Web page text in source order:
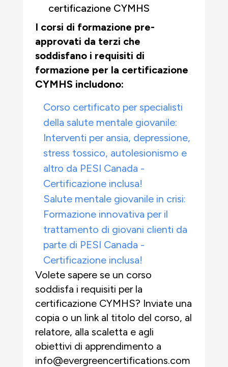
certificazione CYMHS
I corsi di formazione pre-
approvati da terzi che
soddisfano i requisiti di
formazione per la certificazione
CYMHS includono:
Corso certificato per specialisti
della salute mentale giovanile:
Interventi per ansia, depressione,
stress tossico, autolesionismo e
altro da PESI Canada -
Certificazione inclusa!
Salute mentale giovanile in crisi:
Formazione innovativa per il
trattamento di giovani clienti da
parte di PESI Canada -
Certificazione inclusa!
Volete sapere se un corso
soddisfa i requisiti per la
certificazione CYMHS? Inviate una
copia o un link al titolo del corso, al
relatore, alla scaletta e agli
obiettivi di apprendimento a
info@evergreencertifications.com